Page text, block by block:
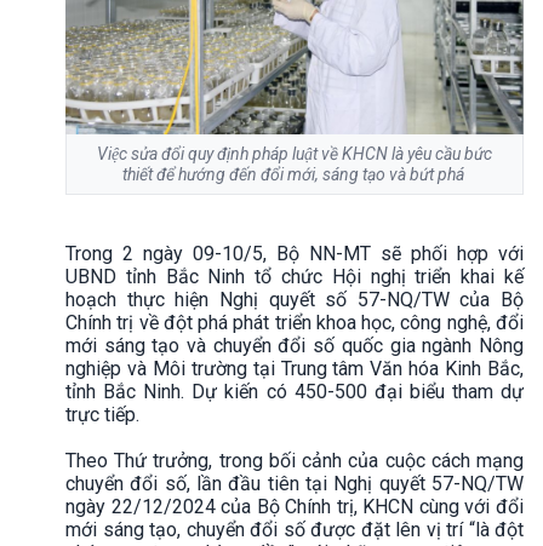
Việc sửa đổi quy định pháp luật về KHCN là yêu cầu bức
thiết để hướng đến đổi mới, sáng tạo và bứt phá
Trong 2 ngày 09-10/5, Bộ NN-MT sẽ phối hợp với
UBND tỉnh Bắc Ninh tổ chức Hội nghị triển khai kế
hoạch thực hiện Nghị quyết số 57-NQ/TW của Bộ
Chính trị về đột phá phát triển khoa học, công nghệ, đổi
mới sáng tạo và chuyển đổi số quốc gia ngành Nông
nghiệp và Môi trường tại Trung tâm Văn hóa Kinh Bắc,
tỉnh Bắc Ninh. Dự kiến có 450-500 đại biểu tham dự
trực tiếp.
Theo Thứ trưởng, trong bối cảnh của cuộc cách mạng
chuyển đổi số, lần đầu tiên tại Nghị quyết 57-NQ/TW
ngày 22/12/2024 của Bộ Chính trị, KHCN cùng với đổi
mới sáng tạo, chuyển đổi số được đặt lên vị trí “là đột